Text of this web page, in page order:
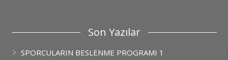
Son Yazılar
SPORCULARIN BESLENME PROGRAMI 1